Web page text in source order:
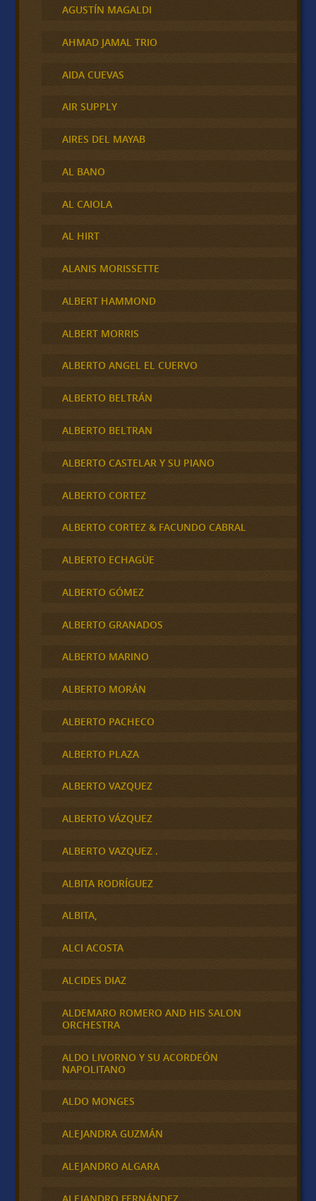
AGUSTÍN MAGALDI
AHMAD JAMAL TRIO
AIDA CUEVAS
AIR SUPPLY
AIRES DEL MAYAB
AL BANO
AL CAIOLA
AL HIRT
ALANIS MORISSETTE
ALBERT HAMMOND
ALBERT MORRIS
ALBERTO ANGEL EL CUERVO
ALBERTO BELTRÁN
ALBERTO BELTRAN
ALBERTO CASTELAR Y SU PIANO
ALBERTO CORTEZ
ALBERTO CORTEZ & FACUNDO CABRAL
ALBERTO ECHAGÜE
ALBERTO GÓMEZ
ALBERTO GRANADOS
ALBERTO MARINO
ALBERTO MORÁN
ALBERTO PACHECO
ALBERTO PLAZA
ALBERTO VAZQUEZ
ALBERTO VÁZQUEZ
ALBERTO VAZQUEZ .
ALBITA RODRÍGUEZ
ALBITA,
ALCI ACOSTA
ALCIDES DIAZ
ALDEMARO ROMERO AND HIS SALON
ORCHESTRA
ALDO LIVORNO Y SU ACORDEÓN
NAPOLITANO
ALDO MONGES
ALEJANDRA GUZMÁN
ALEJANDRO ALGARA
ALEJANDRO FERNÁNDEZ